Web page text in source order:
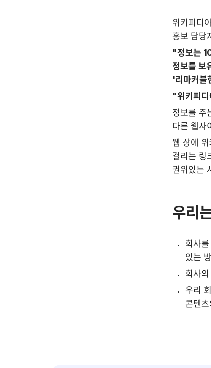
위키피디
홍보 담당
"정보는
정보를 보
'리마커블
"위키피디
정보를 주
다른 웹사
웹 상에
걸리는 링
권위있는
우리
회사
있는
회사
우리
콘텐